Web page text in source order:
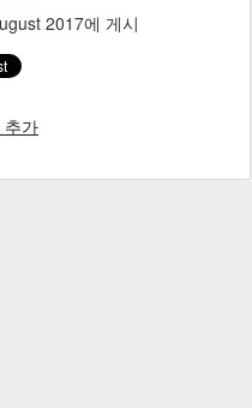
2017에 게시
추가